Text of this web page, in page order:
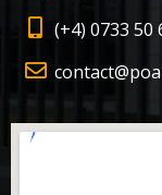
(+4) 0733 50